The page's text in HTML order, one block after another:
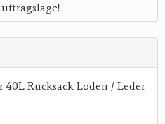
Rucksack Loden / Leder